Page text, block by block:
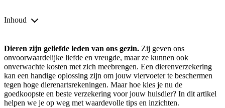
Inhoud
Dieren zijn geliefde leden van ons gezin. Zij geven ons
onvoorwaardelijke liefde en vreugde, maar ze kunnen ook
onverwachte kosten met zich meebrengen. Een dierenverzekering
kan een handige oplossing zijn om jouw viervoeter te beschermen
tegen hoge dierenartsrekeningen. Maar hoe kies je nu de
goedkoopste en beste verzekering voor jouw huisdier? In dit artikel
helpen we je op weg met waardevolle tips en inzichten.